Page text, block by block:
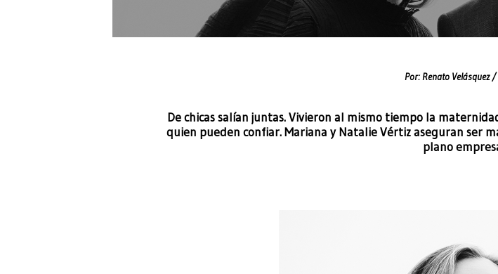
Por:Renato Velásquez /
De chicas salían juntas. Vivieron al mismo tiempo la
quien pueden confiar. Mariana y Natalie Vértiz aseguran ser
plano